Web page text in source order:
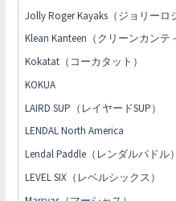
Jolly Roger Kayaks（ジョリーロ
Klean Kanteen（クリーンカンテ
Kokatat（コーカタット）
KOKUA
LAIRD SUP（レイヤードSUP）
LENDAL North America
Lendal Paddle（レンダルパドル）
LEVEL SIX（レベルシックス）